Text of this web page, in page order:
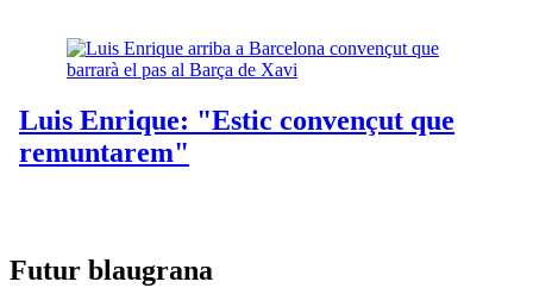
Futur blaugrana